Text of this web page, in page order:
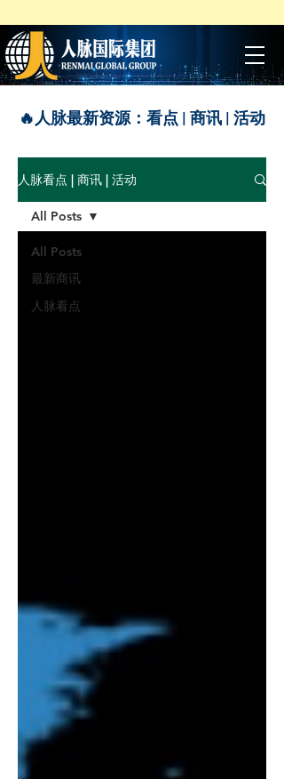
🔥​人脉最新资源：看点 | 商讯 | 活动
人脉看点 | 商讯 | 活动
All Posts
最新商讯
人脉看点
All Posts